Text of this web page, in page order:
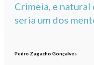
Crimeia, e natural
seria um dos
Pedro Zagacho Gonçalves